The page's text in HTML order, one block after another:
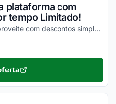
plataforma com
tempo Limitado!
Não fique de fora dessa e aproveite com descontos simplesmente incríveis!